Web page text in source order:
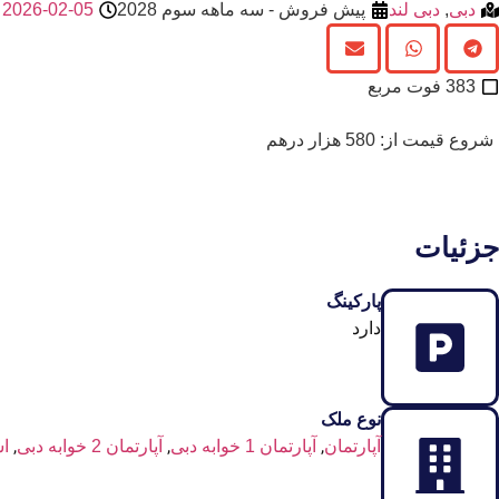
دبی, دبی لند پیش فروش - سه‌ ماهه سوم 2028 2026-02-05
383 فوت مربع
شروع قیمت از: 580 هزار درهم
جزئیات
پارکینگ
دارد
نوع ملک
آپارتمان, آپارتمان 1 خوابه دبی , آپارتمان 2 خوابه دبی ,